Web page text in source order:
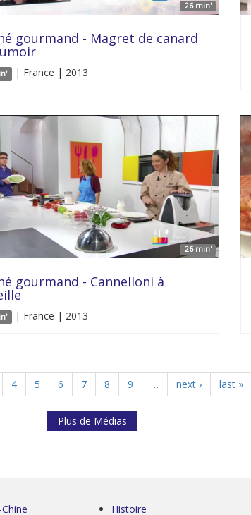
26 min'
gourmand - Magret de canard
| France | 2013
26 min'
gourmand - Cannelloni à
| France | 2013
4 5 6 7 8 9 … next › last »
Plus de Médias
Histoire